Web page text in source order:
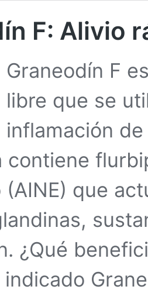
F: Alivio
Graneodín F
libre que se
inflamación
contiene
que
¿Qué
indicado